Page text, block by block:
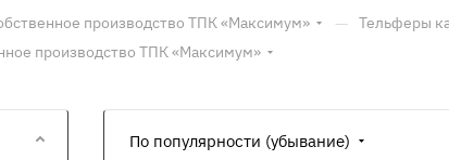
производство ТПК «Максимум» — Тельферы
производство ТПК «Максимум»
По популярности (убывание)